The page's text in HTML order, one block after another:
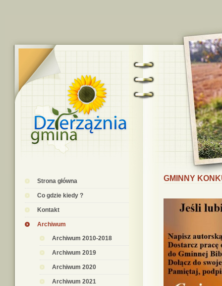
Strona główna
Co gdzie kiedy ?
Kontakt
Archiwum
Archiwum 2010-2018
Archiwum 2019
Archiwum 2020
Archiwum 2021
GMINNY